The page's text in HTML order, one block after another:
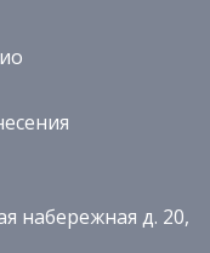
набережная д. 20,